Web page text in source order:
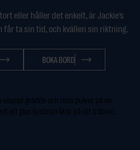
eller håller det enkelt, är Jackie’s
får ta sin tid, och kvällen sin riktning.
BOKA BORD